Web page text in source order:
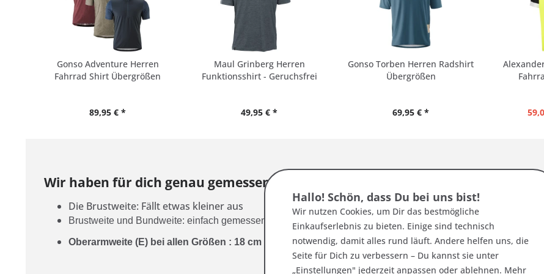
Gonso Adventure Herren
Fahrrad Shirt Übergrößen
89,95 € *
Maul Grinberg Herren
Funktionsshirt - Geruchsfrei
49,95 € *
Gonso Torben Herren Radshirt
Übergrößen
69,95 € *
Wir haben für dich genau gemessen:
Die Brustweite: Fällt etwas kleiner aus
Brustweite und Bundweite: einfach gemessen - für den Umfang diese Werte verdoppeln!
Oberarmweite (E) bei allen Größen : 18 cm einfach, bzw. 36 cm als Umfang
Hallo! Schön, dass Du bei uns bist!
Wir nutzen Cookies, um Dir das bestmögliche
Einkaufserlebnis zu bieten. Einige sind technisch
notwendig, damit alles rund läuft. Andere helfen uns, die
Seite für Dich zu verbessern – Du kannst sie unter
„Einstellungen" jederzeit anpassen oder ablehnen. Mehr